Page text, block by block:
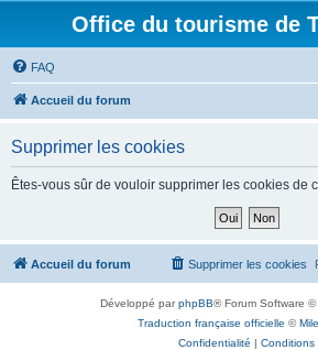
Office du tourisme de
FAQ
Accueil du forum
Supprimer les cookies
Êtes-vous sûr de vouloir supprimer les cookies de
Accueil du forum Supprimer les cookies
Développé parphpBB® Forum Software ©
Traduction française officielle ©
Confidentialité | Conditions